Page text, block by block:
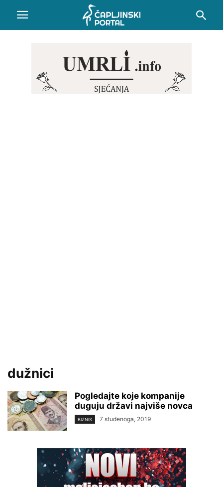
dužnici
Pogledajte koje kompanije
duguju državi najviše novca
BIZNIS 7 studenoga, 2019